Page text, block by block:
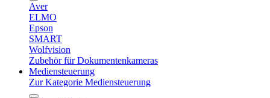
Aver
ELMO
Epson
SMART
Wolfvision
Zubehör für Dokumentenkameras
Mediensteuerung
Zur Kategorie Mediensteuerung